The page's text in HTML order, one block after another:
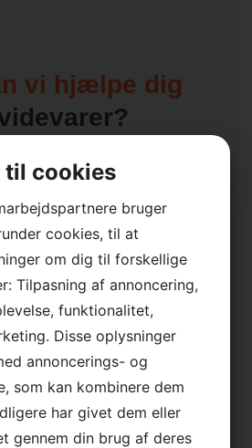
vi hjælpe dig
du høre mere om, hvordan vi kan
Så er du altid meget
os, så vi kan finde den rigtige
til cookies
bruger
cookies, til at
om dig til forskellige
Tilpasning af annoncering,
funktionalitet,
Disse oplysninger
annoncerings- og
som kan kombinere dem
har givet dem eller
gennem din brug af deres